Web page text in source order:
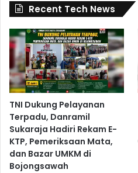
Recent Tech News
TNI Dukung Pelayanan
Terpadu, Danramil
Sukaraja Hadiri Rekam E-
KTP, Pemeriksaan Mata,
dan Bazar UMKM di
Bojongsawah